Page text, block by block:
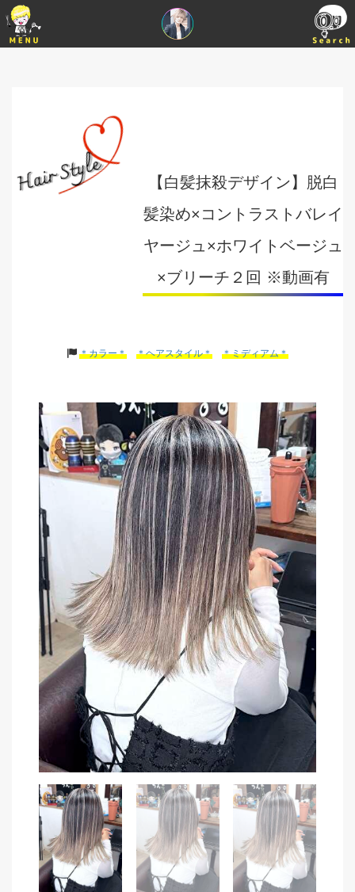
【白髪抹殺デザイン】脱白
髪染め×コントラストバレイ
ヤージュ×ホワイトベージュ
×ブリーチ２回 ※動画有
＊カラー＊ ＊ヘアスタイル＊ ＊ミディアム＊